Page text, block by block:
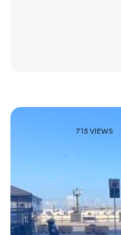
715 VIEWS